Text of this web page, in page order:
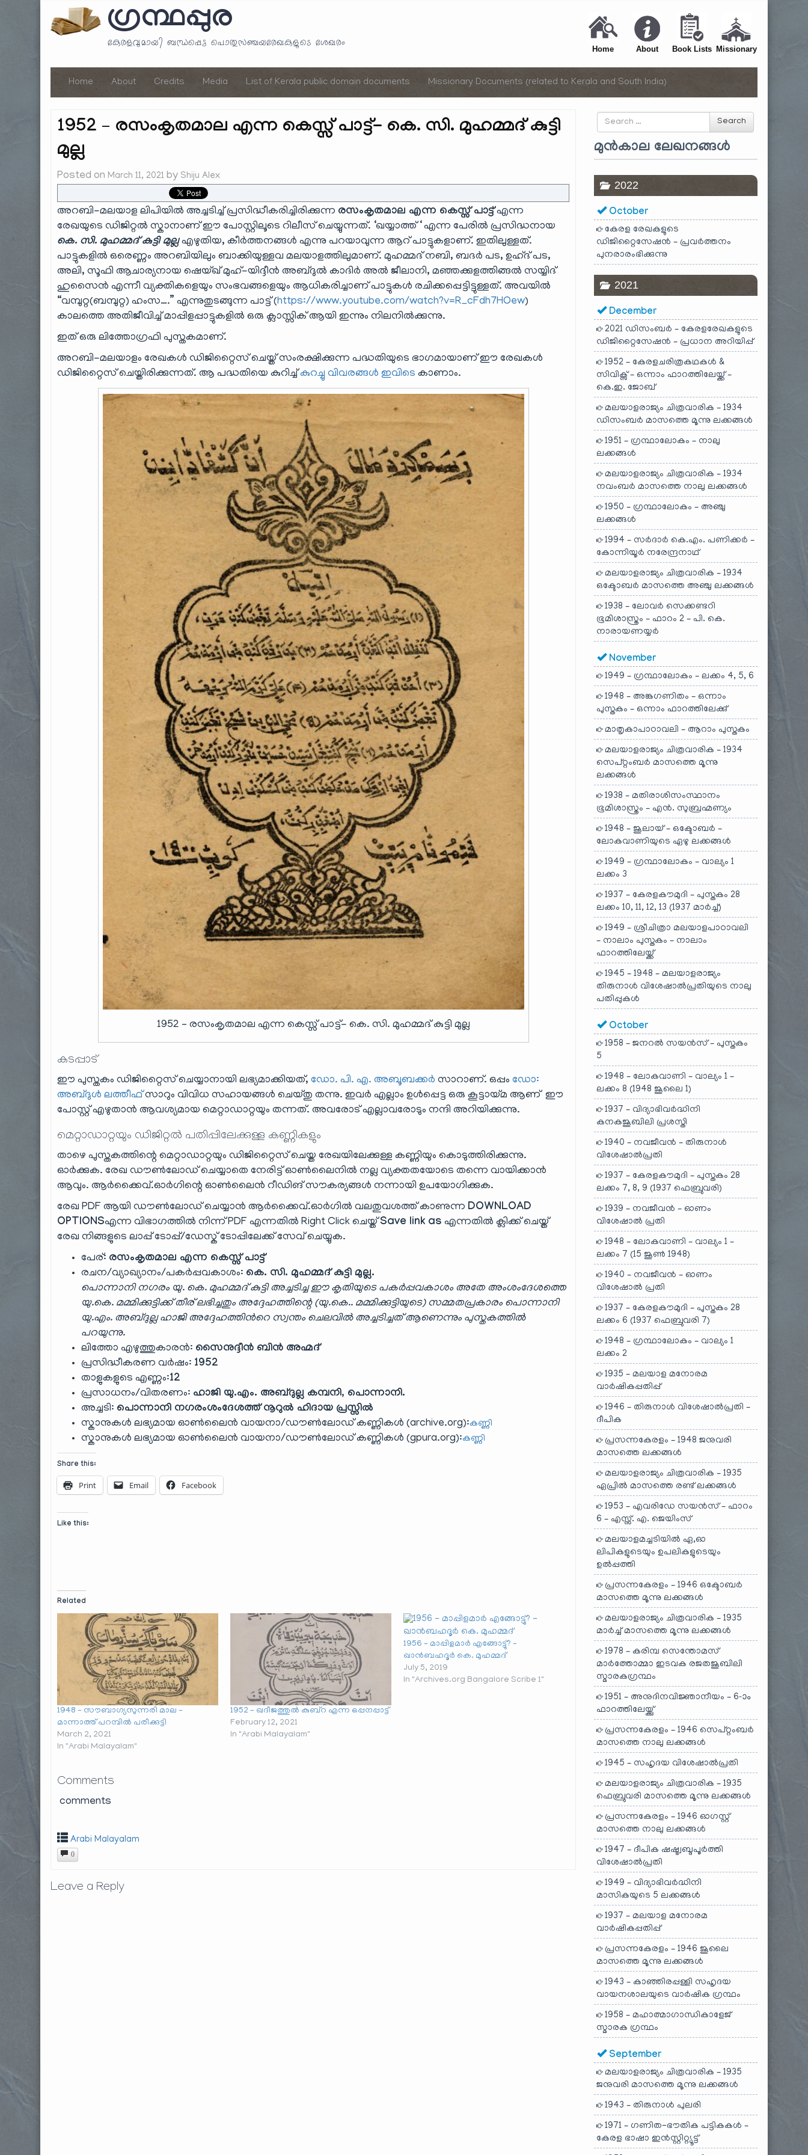
ഗ്രന്ഥപ്പുര
കേരളവുമായി ബന്ധപ്പെട്ട പൊതുസഞ്ചയരേഖകളുടെ ശേഖരം Home About Book Lists Missionary
Home About Credits Media List of Kerala public domain documents Missionary Documents (related to Kerala and South India)
1952 – രസംകൃതമാല എന്ന കെസ്സ് പാട്ട്- കെ. സി. മുഹമ്മദ് കുട്ടി
മുല്ല
Posted on March 11, 2021 by Shiju Alex
അറബി-മലയാള ലിപിയിൽ അച്ചടിച്ച് പ്രസിദ്ധീകരിച്ചിരിക്കുന്ന രസംകൃതമാല എന്ന കെസ്സ് പാട്ട്എന്ന
രേഖയുടെ ഡിജിറ്റൽ സ്കാനാണ് ഈ പോസ്റ്റിലൂടെ റിലീസ് ചെയ്യുന്നത്. ‘ഖയ്യാത്ത് ‘ എന്ന പേരിൽ പ്രസിദ്ധനായ
കെ. സി. മുഹമ്മദ് കുട്ടി മുല്ല എഴുതിയ, കീർത്തനങ്ങൾ എന്നു പറയാവുന്ന ആറ് പാട്ടുകളാണ്. ഇതിലുള്ളത്.
പാട്ടുകളിൽ ഒരെണ്ണം അറബിയിലും ബാക്കിയുള്ളവ മലയാളത്തിലുമാണ്. മുഹമ്മദ് നബി, ബദർ പട, ഉഹ്ദ് പട,
അലി, സൂഫി ആചാര്യനായ ഷെയ്ഖ്‌ മുഹ്-യിദ്ദീൻ അബ്ദുൽ കാദിർ അൽ ജീലാനി, മഞ്ഞക്കുളത്തിങ്ങൽ സയ്യിദ്
ഹുസൈൻ എന്നീ വ്യക്തികളെയും സംഭവങ്ങളെയും ആധികരിച്ചാണ് പാട്ടുകൾ രചിക്കപ്പെട്ടിട്ടുള്ളത്. അവയിൽ
“വമ്പുറ്റ(ബമ്പുറ്റ) ഹംസ….” എന്നുതുടങ്ങുന്ന പാട്ട് (https://www.youtube.com/watch?v=R_cFdh7HOew)
കാലത്തെ അതിജീവിച്ച് മാപ്പിളപ്പാട്ടുകളിൽ ഒരു ക്ലാസ്സിക് ആയി ഇന്നും നിലനിൽക്കുന്നു.
ഇത് ഒരു ലിത്തോഗ്രഫി പുസ്തകമാണ്.
അറബി-മലയാളം രേഖകൾ ഡിജിറ്റൈസ് ചെയ്ത് സംരക്ഷിക്കുന്ന പദ്ധതിയുടെ ഭാഗമായാണ് ഈ രേഖകൾ
ഡിജിറ്റൈസ് ചെയ്തിരിക്കുന്നത്. ആ പദ്ധതിയെ കുറിച്ച്കുറച്ചു വിവരങ്ങൾ ഇവിടെ കാണാം.
1952 – രസംകൃതമാല എന്ന കെസ്സ് പാട്ട്- കെ. സി. മുഹമ്മദ് കുട്ടി മുല്ല
കടപ്പാട്
ഈ പുസ്തകം ഡിജിറ്റൈസ് ചെയ്യാനായി ലഭ്യമാക്കിയത്,ഡോ. പി. എ. അബൂബക്കർ സാറാണ്. ഒപ്പംഡോ:
അബ്ദുൾ ലത്തീഫ്സാറും വിവിധ സഹായങ്ങൾ ചെയ്തു തന്നു. ഇവർ എല്ലാം ഉൾപ്പെട്ട ഒരു കൂട്ടായ്മ ആണ് ഈ
പോസ്റ്റ് എഴുതാൻ ആവശ്യമായ മെറ്റാഡാറ്റയും തന്നത്. അവരോട് എല്ലാവരോടും നന്ദി അറിയിക്കുന്നു.
മെറ്റാഡാറ്റയും ഡിജിറ്റൽ പതിപ്പിലേക്കുള്ള കണ്ണികളും
താഴെ പുസ്തകത്തിന്റെ മെറ്റാഡാറ്റയും ഡിജിറ്റൈസ് ചെയ്ത രേഖയിലേക്കുള്ള കണ്ണിയും കൊടുത്തിരിക്കുന്നു.
ഓർക്കുക. രേഖ ഡൗൺലോഡ് ചെയ്യാതെ നേരിട്ട് ഓൺലൈനിൽ നല്ല വ്യക്തതയോടെ തന്നെ വായിക്കാൻ
ആവും. ആർക്കൈവ്.ഓർഗിന്റെ ഓൺലൈൻ റീഡിങ് സൗകര്യങ്ങൾ നന്നായി ഉപയോഗിക്കുക.
രേഖ PDF ആയി ഡൗൺലോഡ് ചെയ്യാൻ ആർക്കൈവ്.ഓർഗിൽ വലതുവശത്ത് കാണുന്ന DOWNLOAD
OPTIONSഎന്ന വിഭാഗത്തിൽ നിന്ന് PDF എന്നതിൽ Right Click ചെയ്ത്Save link as എന്നതിൽ ക്ലിക്ക് ചെയ്ത്
രേഖ നിങ്ങളുടെ ലാപ്പ് ടോപ്പ്/ഡേസ്ക് ടോപ്പിലേക്ക് സേവ് ചെയ്യുക.
പേര്: രസംകൃതമാല എന്ന കെസ്സ് പാട്ട്
രചന/വ്യാഖ്യാനം/പകർപ്പവകാശം: കെ. സി. മുഹമ്മദ് കുട്ടി മുല്ല.
പൊന്നാനി നഗരം യു. കെ. മുഹമ്മദ് കുട്ടി അച്ചടിച്ച ഈ കൃതിയുടെ പകർപ്പവകാശം അതേ അംശംദേശത്തെ
യു.കെ. മമ്മിക്കുട്ടിക്ക് തീര് ലഭിച്ചതും അദ്ദേഹത്തിന്റെ (യു.കെ.. മമ്മിക്കുട്ടിയുടെ) സമ്മതപ്രകാരം പൊന്നാനി
യു.എം. അബ്ദുല്ല ഹാജി അദ്ദേഹത്തിൻറെ സ്വന്തം ചെലവിൽ അച്ചടിച്ചത് ആണെന്നും പുസ്തകത്തിൽ
പറയുന്നു.
ലിത്തോ എഴുത്തുകാരൻ: സൈനുദ്ദീൻ ബിൻ അഹ്മദ്
പ്രസിദ്ധീകരണ വർഷം: 1952
താളുകളുടെ എണ്ണം:12
പ്രസാധനം/വിതരണം: ഹാജി യു.എം. അബ്ദുല്ല കമ്പനി, പൊന്നാനി.
അച്ചടി: പൊന്നാനി നഗരംശംദേശത്ത് നൂറുൽ ഹിദായ പ്രസ്സിൽ
സ്കാനുകൾ ലഭ്യമായ ഓൺലൈൻ വായനാ/ഡൗൺലോഡ് കണ്ണികൾ (archive.org):കണ്ണി
സ്കാനുകൾ ലഭ്യമായ ഓൺലൈൻ വായനാ/ഡൗൺലോഡ് കണ്ണികൾ (gpura.org):കണ്ണി
Share this:
Print Email Facebook
Like this:
Related
1948 – സൗബാഗ്യസുന്നരി മാല –
മാന്നാത്ത് പറമ്പിൽ പരീക്കുട്ടി
March 2, 2021
In "Arabi Malayalam"
1952 – ഖദീജത്തുൽ കുബ്റ എന്ന ഒപ്പനപ്പാട്ട്
February 12, 2021
In "Arabi Malayalam"
1956 – മാപ്പിളമാർ എങ്ങോട്ടു്? –
ഖാൻബഹദൂർ കെ. മുഹമ്മദ്
July 5, 2019
In "Archives.org Bangalore Scribe 1"
Comments
comments
Arabi Malayalam
0
Leave a Reply
Search
for
Search
മുൻകാല ലേഖനങ്ങൾ
2022
October
കേരള രേഖകളുടെ
ഡിജിറ്റൈസേഷൻ – പ്രവർത്തനം
പുനരാരംഭിക്കുന്നു
2021
December
2021 ഡിസംബർ – കേരളരേഖകളുടെ
ഡിജിറ്റൈസേഷൻ – പ്രധാന അറിയിപ്പ്
1952 – കേരളചരിത്രകഥകൾ &
സിവിക്സ് – ഒന്നാം ഫാറത്തിലേയ്ക്ക് –
കെ.ഇ. ജോബ്
മലയാളരാജ്യം ചിത്രവാരിക – 1934
ഡിസംബർ മാസത്തെ മൂന്നു ലക്കങ്ങൾ
1951 – ഗ്രന്ഥാലോകം – നാലു
ലക്കങ്ങൾ
മലയാളരാജ്യം ചിത്രവാരിക – 1934
നവംബർ മാസത്തെ നാലു ലക്കങ്ങൾ
1950 – ഗ്രന്ഥാലോകം – അഞ്ചു
ലക്കങ്ങൾ
1994 – സർദാർ കെ.എം. പണിക്കർ –
കോന്നിയൂർ നരേന്ദ്രനാഥ്
മലയാളരാജ്യം ചിത്രവാരിക – 1934
ഒക്ടോബർ മാസത്തെ അഞ്ചു ലക്കങ്ങൾ
1938 – ലോവർ സെക്കണ്ടറി
ഭൂമിശാസ്ത്രം – ഫാറം 2 – പി. കെ.
നാരായണയ്യർ
November
1949 – ഗ്രന്ഥാലോകം – ലക്കം 4, 5, 6
1948 – അങ്കഗണിതം – ഒന്നാം
പുസ്തകം – ഒന്നാം ഫാറത്തിലേക്കു്
മാതൃകാപാഠാവലി – ആറാം പുസ്തകം
മലയാളരാജ്യം ചിത്രവാരിക – 1934
സെപ്റ്റംബർ മാസത്തെ മൂന്നു
ലക്കങ്ങൾ
1938 – മതിരാശിസംസ്ഥാനം
ഭൂമിശാസ്ത്രം – എൻ. സുബ്രഹ്മണ്യം
1948 – ജൂലായ് – ഒക്ടോബർ –
ലോകവാണിയുടെ ഏഴു ലക്കങ്ങൾ
1949 – ഗ്രന്ഥാലോകം – വാല്യം 1
ലക്കം 3
1937 – കേരളകൗമുദി – പുസ്തകം 28
ലക്കം 10, 11, 12, 13 (1937 മാർച്ച്)
1949 – ശ്രീചിത്രാ മലയാളപാഠാവലി
– നാലാം പുസ്തകം – നാലാം
ഫാറത്തിലേയ്ക്ക്
1945 – 1948 – മലയാളരാജ്യം
തിരുനാൾ വിശേഷാൽപ്രതിയുടെ നാലു
പതിപ്പുകൾ
October
1958 – ജനറൽ സയൻസ് – പുസ്തകം
5
1948 – ലോകവാണി – വാല്യം 1 –
ലക്കം 8 (1948 ജൂലൈ 1)
1937 – വിദ്യാഭിവർദ്ധിനി
കനകജൂബിലി പ്രശസ്തി
1940 – നവജീവൻ – തിരുനാൾ
വിശേഷാൽപ്രതി
1937 – കേരളകൗമുദി – പുസ്തകം 28
ലക്കം 7, 8, 9 (1937 ഫെബ്രുവരി)
1939 – നവജീവൻ – ഓണം
വിശേഷാൽ പ്രതി
1948 – ലോകവാണി – വാല്യം 1 –
ലക്കം 7 (15 ജൂൺ 1948)
1940 – നവജീവൻ – ഓണം
വിശേഷാൽ പ്രതി
1937 – കേരളകൗമുദി – പുസ്തകം 28
ലക്കം 6 (1937 ഫെബ്രുവരി 7)
1948 – ഗ്രന്ഥാലോകം – വാല്യം 1
ലക്കം 2
1935 – മലയാള മനോരമ
വാർഷികപ്പതിപ്പ്
1946 – തിരുനാൾ വിശേഷാൽപ്രതി –
ദീപിക
പ്രസന്നകേരളം – 1948 ജനുവരി
മാസത്തെ ലക്കങ്ങൾ
മലയാളരാജ്യം ചിത്രവാരിക – 1935
ഏപ്രിൽ മാസത്തെ രണ്ട് ലക്കങ്ങൾ
1953 – എവരിഡേ സയൻസ് – ഫാറം
6 – എസ്സ്. എ. ജെയിംസ്
മലയാളമച്ചടിയിൽ ഏ,ഓ
ലിപികളുടെയും ഉപലികളുടെയും
ഉൽപ്പത്തി
പ്രസന്നകേരളം – 1946 ഒക്ടോബർ
മാസത്തെ മൂന്നു ലക്കങ്ങൾ
മലയാളരാജ്യം ചിത്രവാരിക – 1935
മാർച്ച് മാസത്തെ മൂന്നു ലക്കങ്ങൾ
1978 – കരിമ്പ സെന്തോമസ്
മാർത്തോമ്മാ ഇടവക രജതജൂബിലി
സ്മാരകഗ്രന്ഥം
1951 – അനുദിനവിജ്ഞാനീയം – 6-ാം
ഫാറത്തിലേയ്ക്കു്
പ്രസന്നകേരളം – 1946 സെപ്റ്റംബർ
മാസത്തെ നാലു ലക്കങ്ങൾ
1945 – സഹൃദയ വിശേഷാൽപ്രതി
മലയാളരാജ്യം ചിത്രവാരിക – 1935
ഫെബ്രുവരി മാസത്തെ മൂന്നു ലക്കങ്ങൾ
പ്രസന്നകേരളം – 1946 ഓഗസ്റ്റ്
മാസത്തെ നാലു ലക്കങ്ങൾ
1947 – ദീപിക ഷഷ്ട്വബ്ദപൂർത്തി
വിശേഷാൽപ്രതി
1949 – വിദ്യാഭിവർദ്ധിനി
മാസികയുടെ 5 ലക്കങ്ങൾ
1937 – മലയാള മനോരമ
വാർഷികപ്പതിപ്പ്
പ്രസന്നകേരളം – 1946 ജൂലൈ
മാസത്തെ മൂന്നു ലക്കങ്ങൾ
1943 – കാഞ്ഞിരപ്പള്ളി സഹൃദയ
വായനശാലയുടെ വാർഷിക ഗ്രന്ഥം
1958 – മഹാത്മാഗാന്ധികാളേജ്
സ്മാരക ഗ്രന്ഥം
September
മലയാളരാജ്യം ചിത്രവാരിക – 1935
ജനുവരി മാസത്തെ മൂന്നു ലക്കങ്ങൾ
1943 – തിരുനാൾ പുലരി
1971 – ഗണിത-ഭൗതിക പട്ടികകൾ –
കേരള ഭാഷാ ഇൻസ്റ്റിറ്റ്യൂട്ട്